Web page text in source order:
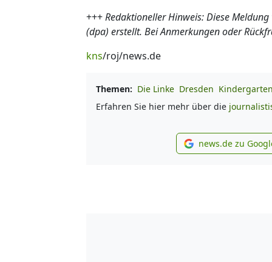
+++Redaktioneller Hinweis: Diese
(dpa) erstellt. Bei Anmerkungen oder
kns/roj/news.de
Themen: Die Linke Dresden
Erfahren Sie hier mehr über die
news.de zu